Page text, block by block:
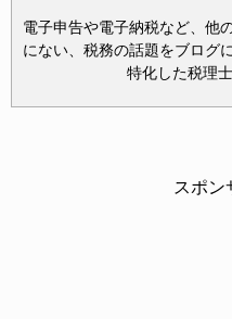
電子申告や電子納税など、他
にない、税務の話題をブログ
特化した税理
スポン